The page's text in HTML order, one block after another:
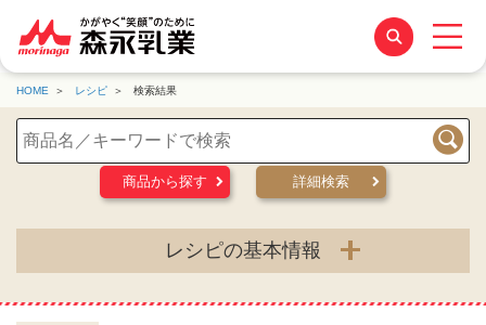
HOME レシピ 検索結果
検索
商品から探す
詳細検索
レシピの基本情報